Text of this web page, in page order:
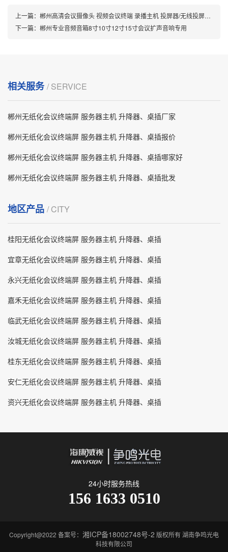
上一篇： 郴州高清会议摄像头 视频会议终端 录播主机 投屏器/无线投屏盒子
下一篇： 郴州专业音频音箱8寸10寸12寸15寸会议扩声音响专用
相关服务/ SERVICE
郴州无纸化会议终端屏 服务器主机 升降器、桌插厂家
郴州无纸化会议终端屏 服务器主机 升降器、桌插报价
郴州无纸化会议终端屏 服务器主机 升降器、桌插哪家好
郴州无纸化会议终端屏 服务器主机 升降器、桌插批发
地区产品 / CITY
桂阳无纸化会议终端屏 服务器主机 升降器、桌插
宜章无纸化会议终端屏 服务器主机 升降器、桌插
永兴无纸化会议终端屏 服务器主机 升降器、桌插
嘉禾无纸化会议终端屏 服务器主机 升降器、桌插
临武无纸化会议终端屏 服务器主机 升降器、桌插
汝城无纸化会议终端屏 服务器主机 升降器、桌插
桂东无纸化会议终端屏 服务器主机 升降器、桌插
安仁无纸化会议终端屏 服务器主机 升降器、桌插
资兴无纸化会议终端屏 服务器主机 升降器、桌插
24小时服务热线
156 1633 0510
Copyright@2022 备案号： 湘ICP备18002748号-2 版权所有 湖南争鸣光电
科技有限公司